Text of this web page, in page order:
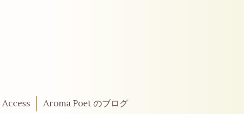
Access Aroma Poet のブログ